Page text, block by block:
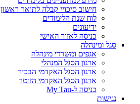
חישוב סיכויי קבלה לתואר ראשון
לוח שנת הלימודים
ידיעונים
כניסה לאזור האישי
סגל ומינהלה
אגפים ומשרדי מינהלה
ארגון הסגל המנהלי
ארגון הסגל האקדמי הבכיר
ארגון הסגל האקדמי הזוטר
כניסה ל-My Tau
נגישות